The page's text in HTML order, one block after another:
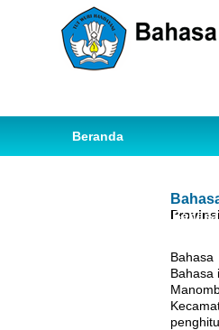
Beranda
Ihwal Pemetaan Bahasa
Bahasa